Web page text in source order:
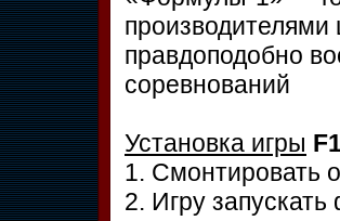
правдоподобно
соревнований
Установка игры
1. Смонтировать
2. Игру